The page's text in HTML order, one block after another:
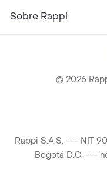
Sobre Rappi
© 2026
Rappi S.A.S. --- NIT
Bogotá D.C. ---